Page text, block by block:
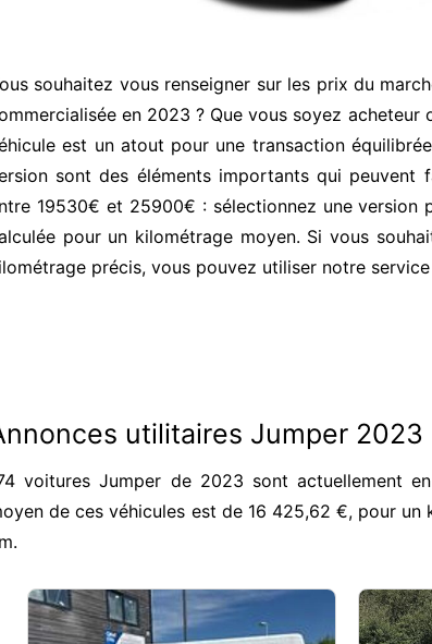
souhaitez vous renseigner sur les prix du
en 2023 ? Que vous soyez acheteur
est un atout pour une transaction
sont des éléments importants qui peuvent
19530€ et 25900€ : sélectionnez une version
pour un kilométrage moyen. Si vous
précis, vous pouvez utiliser notre
utilitaires Jumper 2023
voitures Jumper de 2023 sont actuellement
de ces véhicules est de 16 425,62 €, pour un